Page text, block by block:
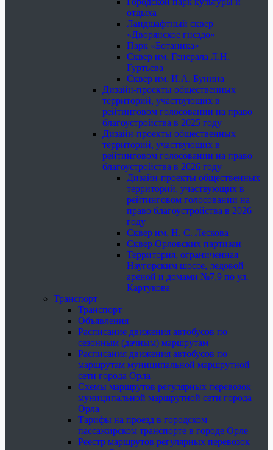
отдыха
Ландшафтный сквер
«Дворянское гнездо»
Парк «Ботаника»
Сквер им. Генерала Л.Н.
Гуртьева
Сквер им. И.А. Бунина
Дизайн-проекты общественных
территорий, участвующих в
рейтинговом голосовании на право
благоустройства в 2025 году
Дизайн-проекты общественных
территорий, участвующих в
рейтинговом голосовании на право
благоустройства в 2026 году
Дизайн-проекты общественных
территорий, участвующих в
рейтинговом голосовании на
право благоустройства в 2026
году
Сквер им. Н. С. Лескова
Сквер Орловских партизан
Территория, ограниченная
Наугорским шоссе, ледовой
ареной и домами №7,9 по ул.
Картукова
Транспорт
Транспорт
Объявления
Расписание движения автобусов по
сезонным (дачным) маршрутам
Расписания движения автобусов по
маршрутам муниципальной маршрутной
сети города Орла
Схемы маршрутов регулярных перевозок
муниципальной маршрутной сети города
Орла
Тарифы на проезд в городском
пассажирском транспорте в городе Орле
Реестр маршрутов регулярных перевозок